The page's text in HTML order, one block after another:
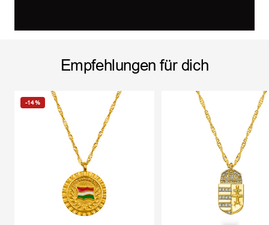
Empfehlungen für dich
-14%